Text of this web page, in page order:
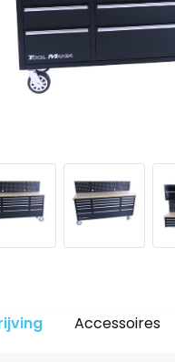
Accessoires